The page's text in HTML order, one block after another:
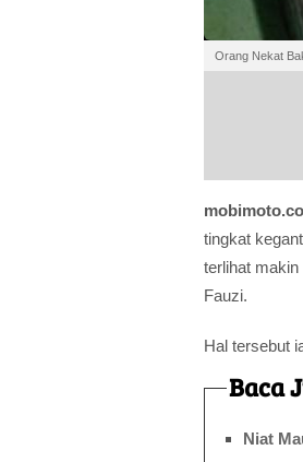
Orang Nekat
tingkat
terlihat
Fauzi.
Hal tersebut
Baca
Niat